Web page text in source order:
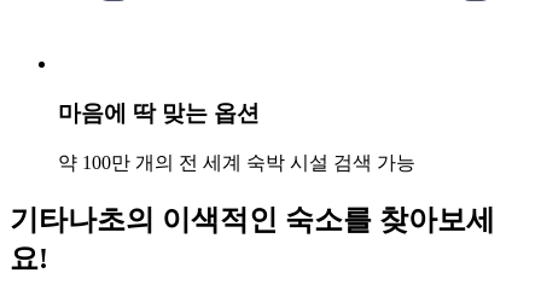
마음에 딱 맞는 옵션
약 100만 개의 전 세계 숙박 시설 검색 가능
기타나초의 이색적인 숙소를 찾아보세
요!